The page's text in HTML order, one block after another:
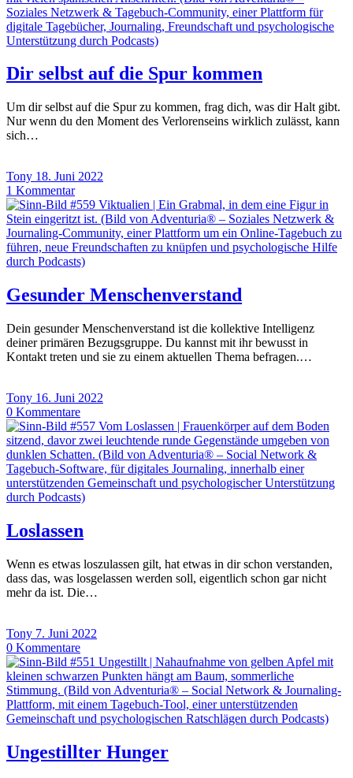
Dir selbst auf die Spur kommen
Um dir selbst auf die Spur zu kommen, frag dich, was dir Halt gibt.
Nur wenn du den Moment des Verlorenseins wirklich zulässt, kann
sich…
Tony 18. Juni 2022
1 Kommentar
Gesunder Menschenverstand
Dein gesunder Menschenverstand ist die kollektive Intelligenz
deiner primären Bezugsgruppe. Du kannst mit ihr bewusst in
Kontakt treten und sie zu einem aktuellen Thema befragen.…
Tony 16. Juni 2022
0 Kommentare
Loslassen
Wenn es etwas loszulassen gilt, hat etwas in dir schon verstanden,
dass das, was losgelassen werden soll, eigentlich schon gar nicht
mehr da ist. Die…
Tony 7. Juni 2022
0 Kommentare
Ungestillter Hunger